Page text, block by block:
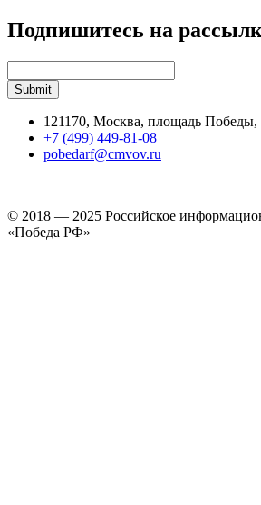
Подпишитесь на
121170, Москва, площадь Победы,
+7 (499) 449-81-08
pobedarf@cmvov.ru
© 2018 — 2025 Российское
«Победа РФ»